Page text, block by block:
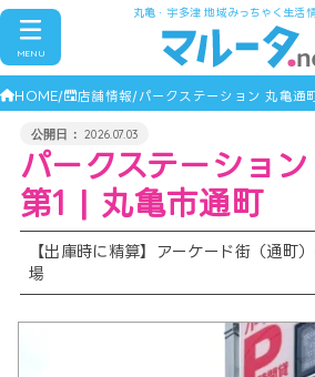
丸亀・宇多津 地域みっちゃく生活
MENU
HOME 店舗情報 パークステーション 丸亀通
2026.07.03
パークステーショ
第1 | 丸亀市通町
【出庫時に精算】アーケード街（通町
場